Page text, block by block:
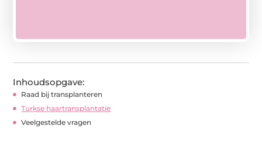
Inhoudsopgave:
Raad bij transplanteren
Turkse haartransplantatie
Veelgestelde vragen